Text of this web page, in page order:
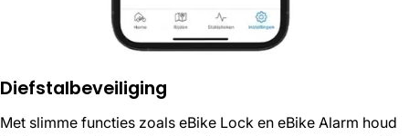
Diefstalbeveiliging
Met slimme functies zoals eBike Lock en eBike Alarm houd